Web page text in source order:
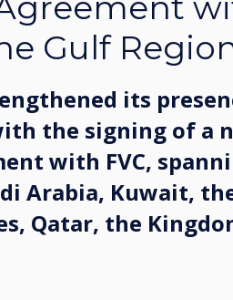
Gulf
its
the signing of a
with FVC,
Arabia, Kuwait,
Qatar, the